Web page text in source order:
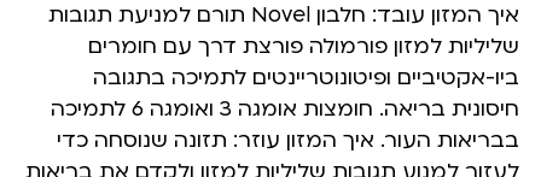
איך המזון עובד: חלבון Novel תורם למניעת תגובות
שליליות למזון פורמולה פורצת דרך עם חומרים
ביו-אקטיביים ופיטונוטריינטים לתמיכה בתגובה
חיסונית בריאה. חומצות אומגה 3 ואומגה 6 לתמיכה
בבריאות העור. איך המזון עוזר: תזונה שנוסחה כדי